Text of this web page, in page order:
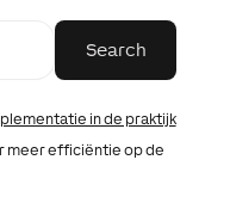
in de praktijk
meer efficiëntie op de